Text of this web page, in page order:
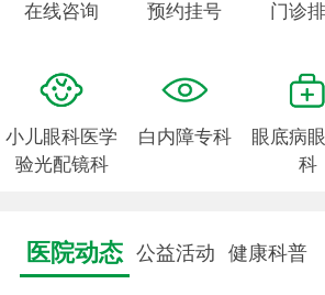
在线咨询 预约挂号 门诊
小儿眼科医学
验光配镜科
白内障专科
眼底病
科
医院动态 公益活动 健康科普